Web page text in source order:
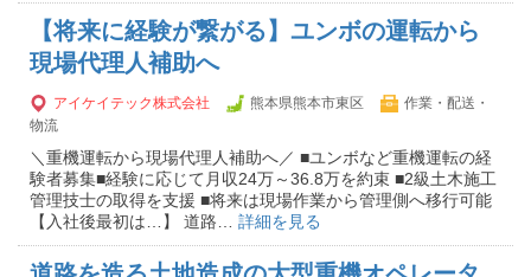
【将来に経験が繋がる】ユンボの運転から
現場代理人補助へ
アイケイテック株式会社 熊本県熊本市東区
作業・配送・
物流
＼重機運転から現場代理人補助へ／ ■ユンボなど重機運転の経
験者募集■経験に応じて月収24万～36.8万を約束 ■2級土木施工
管理技士の取得を支援 ■将来は現場作業から管理側へ移行可能
【入社後最初は…】 道路… 詳細を見る